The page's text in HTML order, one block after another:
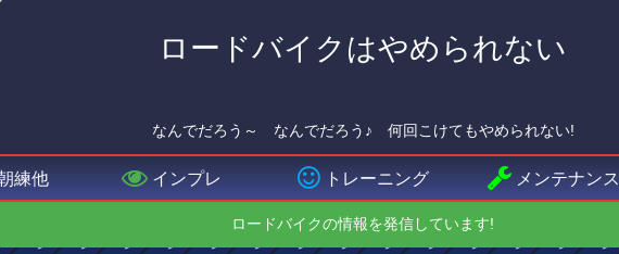
ロードバイクはやめられない
なんでだろう～ なんでだろう♪ 何回こけてもやめられない!
練他 インプレ トレーニング メンテナンス
ロードバイクの情報を発信しています!